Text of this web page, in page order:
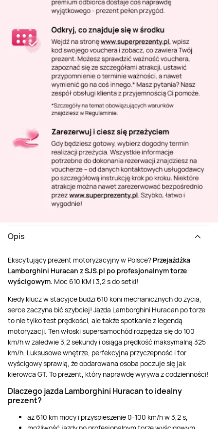
Opis
Ekscytujący prezent motoryzacyjny w Polsce? Przejażdżka
Lamborghini Huracan z SJS.pl po profesjonalnym torze
wyścigowym. Moc 610 KM i 3,2 s do setki!
Kiedy klucz w stacyjce budzi 610 koni mechanicznych do życia,
serce zaczyna bić szybciej! Jazda Lamborghini Huracan po torze
to nie tylko test prędkości, ale także spotkanie z legendą
motoryzacji. Ten włoski supersamochód rozpędza się do 100
km/h w zaledwie 3,2 sekundy i osiąga prędkość maksymalną 325
km/h. Luksusowe wnętrze, perfekcyjna przyczepność i tor
wyścigowy sprawią, że obdarowana osoba poczuje się jak
kierowca GT. To prezent, który naprawdę wyrywa z codzienności!
Dlaczego jazda Lamborghini Huracan to idealny
prezent?
aż 610 km mocy i przyspieszenie 0-100 km/h w 3,2 s,